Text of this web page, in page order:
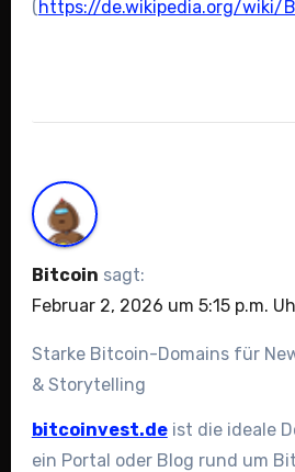
( https://de.wikipedia.org/wiki/
Bitcoin sagt:
Februar 2, 2026 um 5:15 p.m.
Starke Bitcoin-Domains für
& Storytelling
bitcoinvest.deist die ideale
ein Portal oder Blog rund um